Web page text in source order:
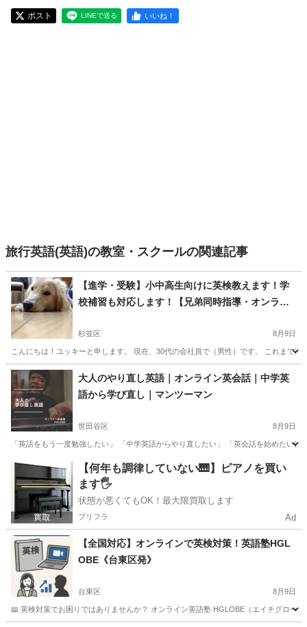
ポスト LINEで送る いいね！
旅行英語(英語)の教室・スクールの関連記事
【進学・受験】小中高生向けに英検教えます！学
校補習も対応します！【兄弟同時指導・オンライ
杉並区 8月9日
こんにちは！ユッキーと申します。 現在、30代の会社員で（男性）です。 これまで
東京 杉並区 英検 兄弟
大人のやり直し英語｜オンライン英会話｜中学英
語から学び直し｜マンツーマン
世田谷区 8月9日
「英語をもう一度勉強したい」 「中学英語からやり直したい」 「英会話を始めた
東京 世田谷区 英語/基礎英語 オンライン
【何年も調律していない🎹】ピアノを買い
ます🖐️
状態が悪くてもOK！最大限買取します
プリフラ Ad
【全国対応】オンラインで英検対策！英語塾HGL
OBE《台東区発》
台東区 8月9日
📖 英検対策でお困りではありませんか？ オンライン英語塾 HGLOBE（エイチグロー